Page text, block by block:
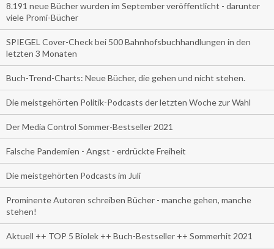
8.191 neue Bücher wurden im September veröffentlicht - darunter
viele Promi-Bücher
SPIEGEL Cover-Check bei 500 Bahnhofsbuchhandlungen in den
letzten 3 Monaten
Buch-Trend-Charts: Neue Bücher, die gehen und nicht stehen.
Die meistgehörten Politik-Podcasts der letzten Woche zur Wahl
Der Media Control Sommer-Bestseller 2021
Falsche Pandemien - Angst - erdrückte Freiheit
Die meistgehörten Podcasts im Juli
Prominente Autoren schreiben Bücher - manche gehen, manche
stehen!
Aktuell ++ TOP 5 Biolek ++ Buch-Bestseller ++ Sommerhit 2021